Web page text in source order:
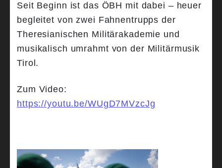
Seit Beginn ist das ÖBH mit dabei – heuer
begleitet von zwei Fahnentrupps der
Theresianischen Militärakademie und
musikalisch umrahmt von der Militärmusik
Tirol.
Zum Video:
https://youtu.be/WUgD7MVzcJg